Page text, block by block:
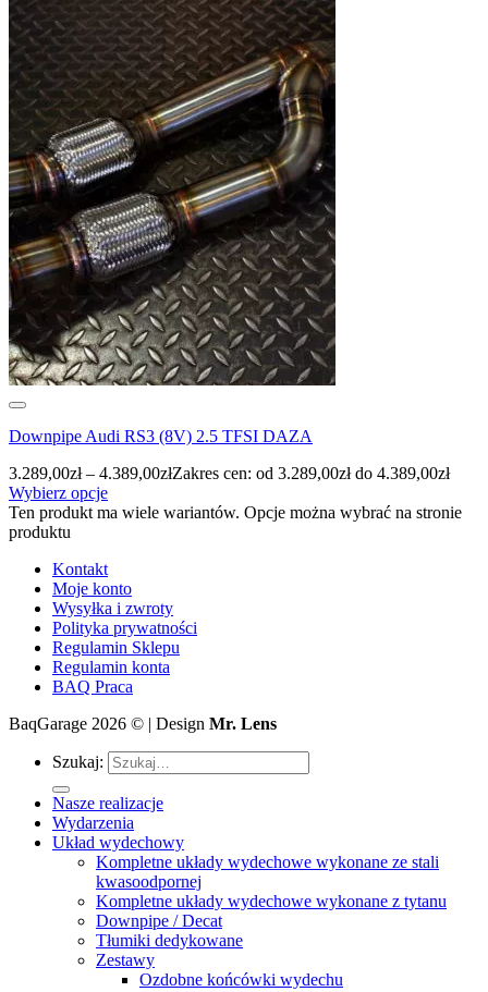
Downpipe Audi RS3 (8V) 2.5 TFSI DAZA
3.289,00zł – 4.389,00złZakres cen: od 3.289,00zł do 4.389,00zł
Wybierz opcje
Ten produkt ma wiele wariantów. Opcje można wybrać na stronie
produktu
Kontakt
Moje konto
Wysyłka i zwroty
Polityka prywatności
Regulamin Sklepu
Regulamin konta
BAQ Praca
BaqGarage 2026 © | Design Mr. Lens
Szukaj:
Nasze realizacje
Wydarzenia
Układ wydechowy
Kompletne układy wydechowe wykonane ze stali
kwasoodpornej
Kompletne układy wydechowe wykonane z tytanu
Downpipe / Decat
Tłumiki dedykowane
Zestawy
Ozdobne końcówki wydechu